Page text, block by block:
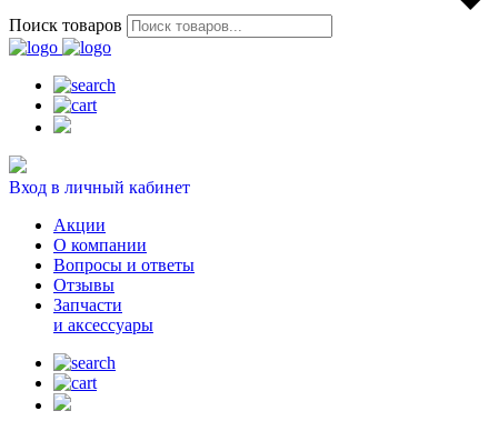
Поиск товаров
Вход в личный кабинет
Акции
О компании
Вопросы и ответы
Отзывы
Запчасти
и аксессуары